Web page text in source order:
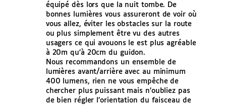
équipé dès lors que la nuit tombe. De
bonnes lumières vous assureront de voir où
vous allez, éviter les obstacles sur la route
ou plus simplement être vu des autres
usagers ce qui avouons le est plus agréable
à 20m qu’à 20cm du guidon.
Nous recommandons un ensemble de
lumières avant/arrière avec au minimum
400 lumens, rien ne vous empêche de
chercher plus puissant mais n’oubliez pas
de bien régler l’orientation du faisceau de